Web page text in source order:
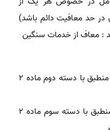
در حد معافیت دائم باشد)
: معاف از خدمات سنگین
الف) سایر بیماریهای موضوع این بخش که منطبق با دسته دوم ماده 2
ب) سایر بیماریهای موضوع این بخش که منطبق با دسته سوم ماده 2